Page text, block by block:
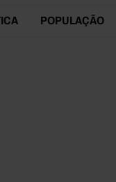
POPULAÇÃO